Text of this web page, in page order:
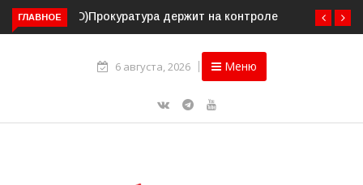
ГЛАВНОЕ
Прокуратура держит на контроле организацию
пассажирских перевозок в Волховском районе
6 августа, 2026